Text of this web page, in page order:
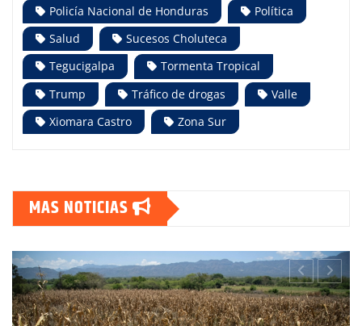
Policía Nacional de Honduras
Política
Salud
Sucesos Choluteca
Tegucigalpa
Tormenta Tropical
Trump
Tráfico de drogas
Valle
Xiomara Castro
Zona Sur
MAS NOTICIAS